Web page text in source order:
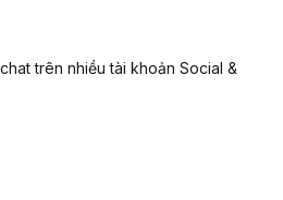
trên nhiều tài khoản Social &